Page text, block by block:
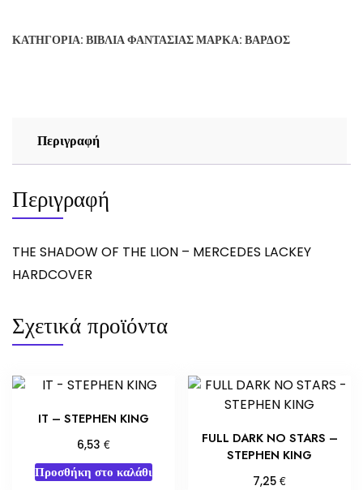
LION
ΚΑΤΗΓΟΡΊΑ: ΒΙΒΛΊΑ ΦΑΝΤΑΣΊΑΣΜΆΡΚΑ: ΒΆΡΔΟΣ
Περιγραφή
Περιγραφή
THE SHADOW OF THE LION – MERCEDES LACKEY
HARDCOVER
Σχετικά προϊόντα
IT – STEPHEN KING
6,53 €
Προσθήκη στο καλάθι
FULL DARK NO STARS –
STEPHEN KING
7,25€